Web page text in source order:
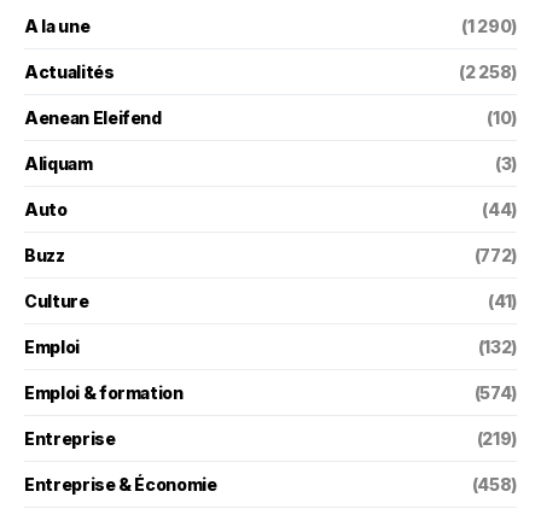
A la une (1 290)
Actualités (2 258)
Aenean Eleifend (10)
Aliquam (3)
Auto (44)
Buzz (772)
Culture (41)
Emploi (132)
Emploi & formation (574)
Entreprise (219)
Entreprise & Économie (458)